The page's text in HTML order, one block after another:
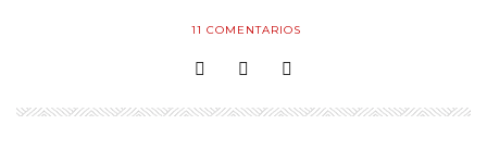
11 COMENTARIOS